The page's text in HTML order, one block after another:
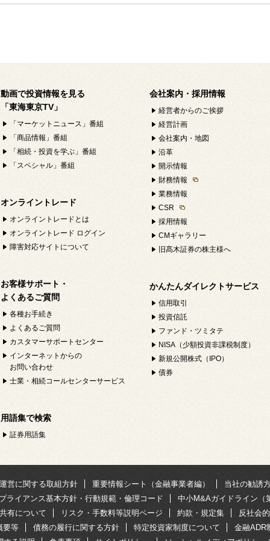
動画で投資情報を見る
「東海東京TV」
「マーケットニュース」番組
「商品情報」番組
「相続・投資を学ぶ」番組
「スペシャル」番組
オンライントレード
オンライントレードとは
オンライントレード ログイン
障害対応サイトについて
お客様サポート・
よくあるご質問
各種お手続き
よくあるご質問
カスタマーサポートセンター
インターネットからの
お問い合わせ
士業・相続コールセンターサービス
用語集で検索
証券用語集
会社案内・採用情報
経営者からのご挨拶
経営計画
会社案内・地図
沿革
開示情報
財務情報
業務情報
CSR
採用情報
CMギャラリー
旧髙木証券の株主様へ
かんたんダイレクトサービス
信用取引
投資信託
ファンド・ツミタテ
NISA（少額投資非課税制度）
新規公開株式（IPO）
債券
営に関する取組方針 重要情報シート（金融事業者編）
当社の勧誘
ライアンス基本方針・行動規範・倫理コード
中小M&Aガイドライン（
有について
リスク・手数料等説明ページ 約款・規定集
反社会
要等
債務の履行に関する方針 特定投資家制度について
金融ADR